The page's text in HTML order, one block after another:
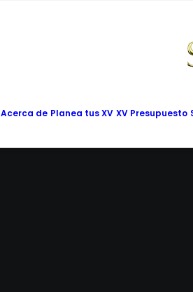
Acerca de Planea tus XV XV Presupuesto